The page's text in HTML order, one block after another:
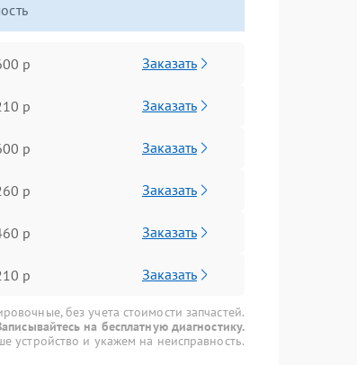
р Заказать
р Заказать
р Заказать
р Заказать
р Заказать
р Заказать
без учета стоимости запчастей.
на бесплатную диагностику.
устройство и укажем на неисправность.